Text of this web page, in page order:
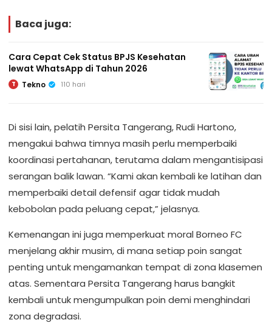
Baca juga:
Cara Cepat Cek Status BPJS Kesehatan
lewat WhatsApp di Tahun 2026
T Tekno 110 hari
Di sisi lain, pelatih Persita Tangerang, Rudi Hartono,
mengakui bahwa timnya masih perlu memperbaiki
koordinasi pertahanan, terutama dalam mengantisipasi
serangan balik lawan. “Kami akan kembali ke latihan dan
memperbaiki detail defensif agar tidak mudah
kebobolan pada peluang cepat,” jelasnya.
Kemenangan ini juga memperkuat moral Borneo FC
menjelang akhir musim, di mana setiap poin sangat
penting untuk mengamankan tempat di zona klasemen
atas. Sementara Persita Tangerang harus bangkit
kembali untuk mengumpulkan poin demi menghindari
zona degradasi.